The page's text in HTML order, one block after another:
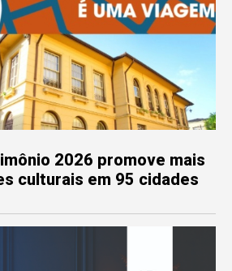
2026 promove mais
culturais em 95 cidades